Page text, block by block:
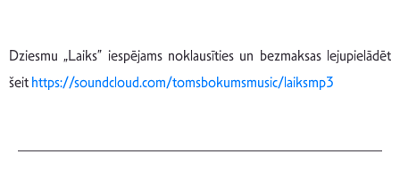
Dziesmu „Laiks” iespējams noklausīties un bezmaksas lejupielādēt
šeithttps://soundcloud.com/tomsbokumsmusic/laiksmp3